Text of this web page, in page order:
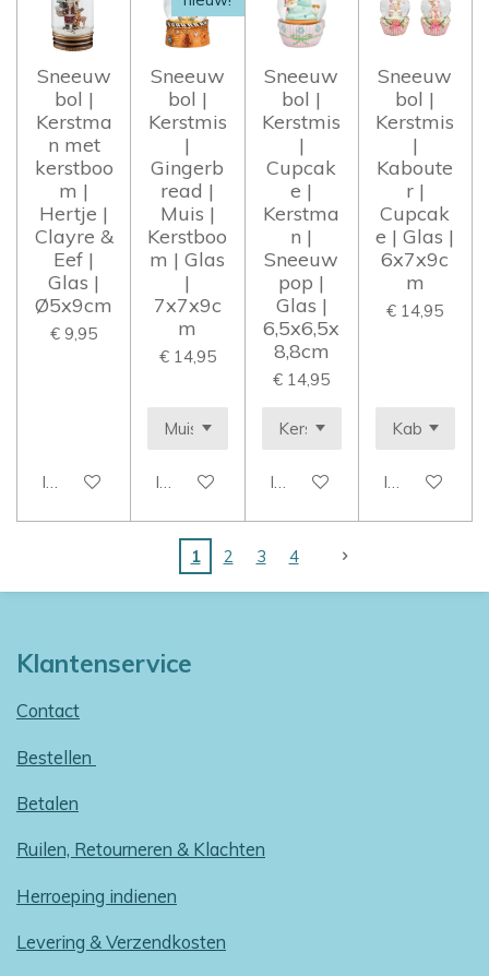
Sneeuw
bol |
Kerstma
n met
kerstboo
m |
Hertje |
Clayre &
Eef |
Glas |
Ø5x9cm
€ 9,95
In winkelwagen
Sneeuw
bol |
Kerstmis
|
Gingerb
read |
Muis |
Kerstboo
m | Glas
|
7x7x9c
m
€ 14,95
In winkelwagen
Sneeuw
bol |
Kerstmis
|
Cupcak
e |
Kerstma
n |
Sneeuw
pop |
Glas |
6,5x6,5x
8,8cm
€ 14,95
In winkelwagen
Sneeuw
bol |
Kerstmis
|
Kaboute
r |
Cupcak
e | Glas |
6x7x9c
m
€ 14,95
In
1 2 3 4
Klantenservice
Contact
Bestellen
Betalen
Ruilen, Retourneren & Klachten
Herroeping indienen
Levering & Verzendkosten